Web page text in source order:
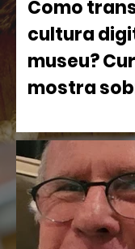
Como
cultura
museu?
mostra
criativo no
pátio e o terceiro
projeto desafia a
espaços
simbiose a
manifestações da
digital.